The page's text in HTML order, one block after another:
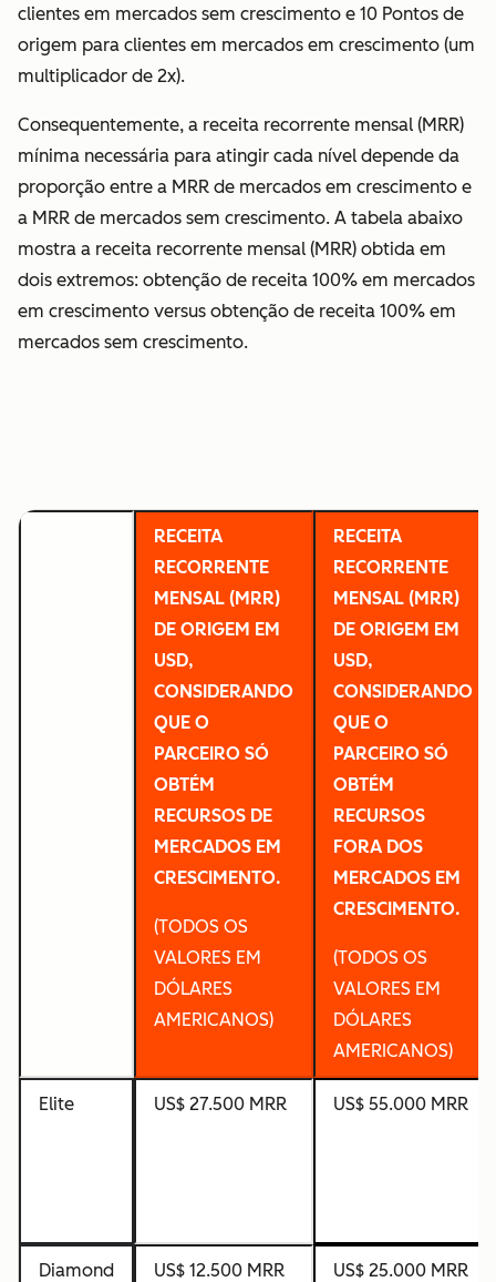
clientes em mercados sem crescimento e 10 Pontos de
origem para clientes em mercados em crescimento (um
multiplicador de 2x).
Consequentemente, a receita recorrente mensal (MRR)
mínima necessária para atingir cada nível depende da
proporção entre a MRR de mercados em crescimento e
a MRR de mercados sem crescimento. A tabela abaixo
mostra a receita recorrente mensal (MRR) obtida em
dois extremos: obtenção de receita 100% em mercados
em crescimento versus obtenção de receita 100% em
mercados sem crescimento.
RECEITA
RECORRENTE
MENSAL (MRR)
DE ORIGEM EM
USD,
CONSIDERANDO
QUE O
PARCEIRO SÓ
OBTÉM
RECURSOS DE
MERCADOS EM
CRESCIMENTO.
(TODOS OS
VALORES EM
DÓLARES
AMERICANOS)
RECEITA
RECORRENTE
MENSAL (MRR)
DE ORIGEM EM
USD,
CONSIDERANDO
QUE O
PARCEIRO SÓ
OBTÉM
RECURSOS
FORA DOS
MERCADOS EM
CRESCIMENTO.
(TODOS OS
VALORES EM
DÓLARES
AMERICANOS)
Elite US$ 27.500 MRR US$ 55.000 MRR
Diamond US$ 12.500 MRR US$ 25.000 MRR